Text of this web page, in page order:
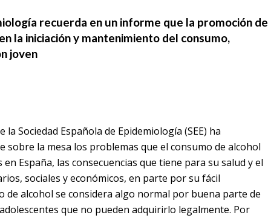
recuerda en un informe que la promoción de
la iniciación y mantenimiento del consumo,
joven
Sociedad Española de Epidemiología (SEE) ha
la mesa los problemas que el consumo de alcohol
España, las consecuencias que tiene para su salud y el
sociales y económicos, en parte por su fácil
de alcohol se considera algo normal por buena parte de
que no pueden adquirirlo legalmente. Por